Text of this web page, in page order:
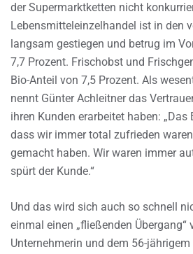
der Supermarktketten nicht
Lebensmitteleinzelhandel ist in den
langsam gestiegen und betrug im
7,7 Prozent. Frischobst und
Bio-Anteil von 7,5 Prozent. Als
nennt Günter Achleitner das
ihren Kunden erarbeitet haben: „Das
dass wir immer total zufrieden
gemacht haben. Wir waren immer
spürt der Kunde.“
Und das wird sich auch so schnell
einmal einen „fließenden Übergang“
Unternehmerin und dem 56-